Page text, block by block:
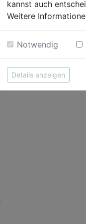
kannst auch
Weitere
Notwendig
Details anzeigen